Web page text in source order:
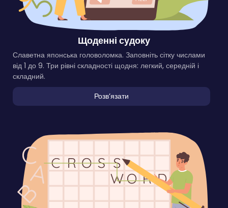
Щоденні судоку
Славетна японська головоломка. Заповніть сітку числами
від 1 до 9. Три рівні складності щодня: легкий, середній і
складний.
Розвʼязати